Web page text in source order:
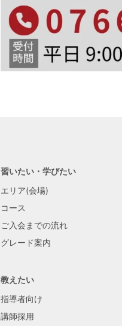
習いたい・学びたい
エリア(会場)
コース
ご入会までの流れ
グレード案内
教えたい
指導者向け
講師採用